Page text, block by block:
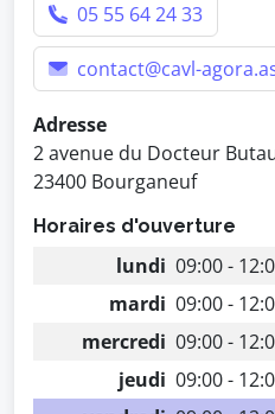
05 55 64 24 33
contact@cavl-
Adresse
2 avenue du Docteur
23400 Bourganeuf
Horaires d'ouverture
lundi 09:00 -
mardi 09:00 -
mercredi 09:00 -
jeudi 09:00 -